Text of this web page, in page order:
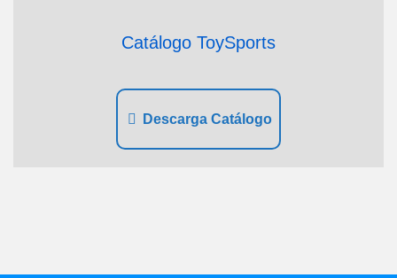
Catálogo ToySports
Descarga Catálogo